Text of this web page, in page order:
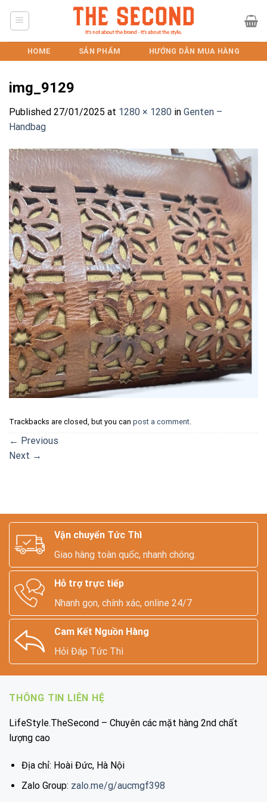
HOME SẢN PHẨM HƯỚNG DẪN MUA HÀNG
img_9129
Published 27/01/2025 at 1280 × 1280 in Genten –
Handbag
Trackbacks are closed, but you can post a comment.
← Previous
Next →
Vận chuyển Tức Thì
Giao hàng toàn quốc, nhanh chóng.
Hỗ trợ trực tiếp
Nhanh gọn, chính xác, online 24/7
Cam Kết Nguồn Hàng
Hỏi Đáp Tức Thì
THÔNG TIN LIÊN HỆ
LifeStyle.TheSecond – Chuyên các mặt hàng 2nd chất
lượng cao
Địa chỉ: Hoài Đức, Hà Nội
Zalo Group: zalo.me/g/aucmgf398